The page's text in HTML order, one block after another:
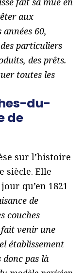
aux
60,
particuliers
des prêts.
toutes les
du-
de
sur l’histoire
siècle. Elle
qu’en 1821
de
couches
fait venir une
établissement
donc pas là